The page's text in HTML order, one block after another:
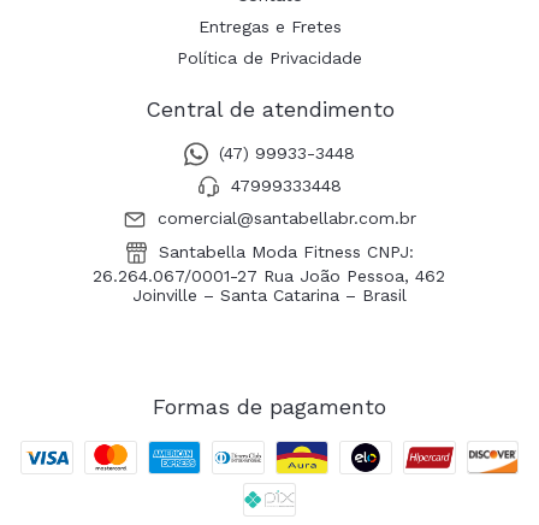
Entregas e Fretes
Política de Privacidade
Central de atendimento
(47) 99933-3448
47999333448
comercial@santabellabr.com.br
Santabella Moda Fitness CNPJ:
26.264.067/0001-27 Rua João Pessoa, 462
Joinville – Santa Catarina – Brasil
Formas de pagamento